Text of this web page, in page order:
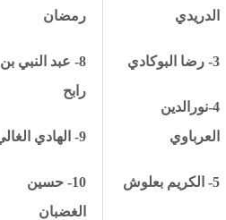
رمضان
8- عبد النبي بن
رابح
9- الهادي الغالي
10- حسين
الغضبان
الدريدي
3- رضا البوكادي
4-نورالدين
العرباوي
5- الكريم بعلوش